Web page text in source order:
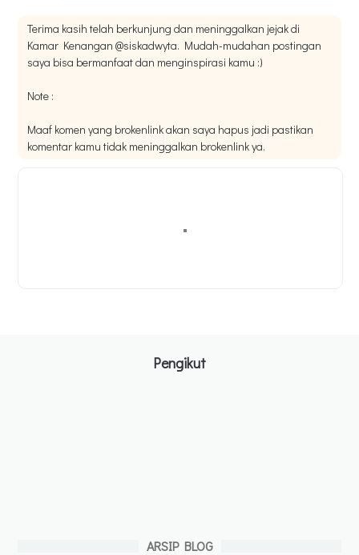
Terima kasih telah berkunjung dan meninggalkan jejak di
Kamar Kenangan @siskadwyta. Mudah-mudahan postingan
saya bisa bermanfaat dan menginspirasi kamu :)
Note :
Maaf komen yang brokenlink akan saya hapus jadi pastikan
komentar kamu tidak meninggalkan brokenlink ya.
Pengikut
ARSIP BLOG